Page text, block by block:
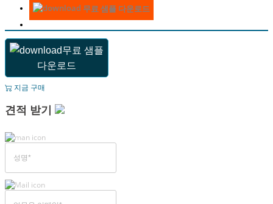
무료 샘플 다운로드
무료 샘플
다운로드
지금 구매
견적 받기